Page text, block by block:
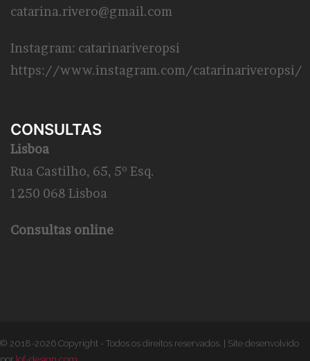
catarina.rivero@gmail.com
Instagram: catarinariveropsi
https://www.instagram.com/catarinariveropsi/
CONSULTAS
Lisboa
Rua Castilho, 65, 5º Esq.
1250 068 Lisboa
Consultas online
© 2018-2026 Copyright - Todos os direitos reservados.
Site desenvolvido